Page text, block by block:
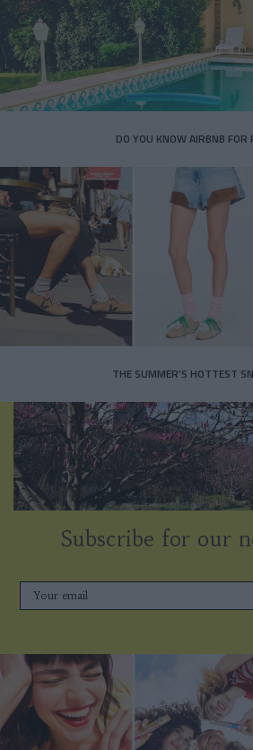
DO YOU KNOW AIRBNB FOR
THE SUMMER’S HOTTEST
Subscribe for our